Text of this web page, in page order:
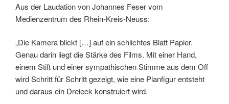
Aus der Laudation von Johannes Feser vom
Medienzentrum des Rhein-Kreis-Neuss:
„Die Kamera blickt […] auf ein schlichtes Blatt Papier.
Genau darin liegt die Stärke des Films. Mit einer Hand,
einem Stift und einer sympathischen Stimme aus dem Off
wird Schritt für Schritt gezeigt, wie eine Planfigur entsteht
und daraus ein Dreieck konstruiert wird.